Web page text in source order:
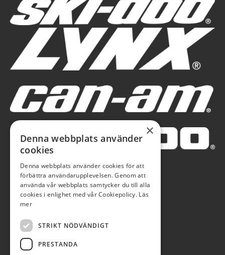
×
Denna webbplats använder
cookies
Denna webbplats använder cookies för att
förbättra användarupplevelsen. Genom att
använda vår webbplats samtycker du till alla
cookies i enlighet med vår Cookiepolicy. Läs
mer
STRIKT NÖDVÄNDIGT
PRESTANDA